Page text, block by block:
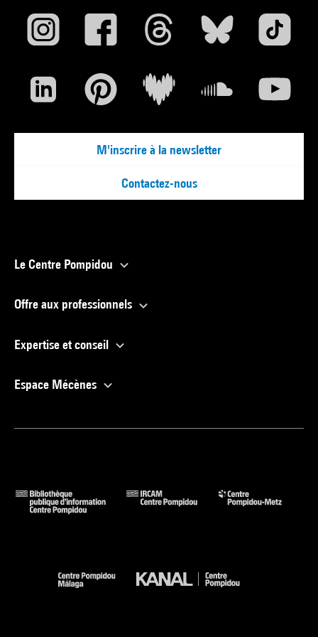
M'inscrire à la newsletter
Contactez-nous
Le Centre Pompidou
Offre aux professionnels
Expertise et conseil
Espace Mécènes